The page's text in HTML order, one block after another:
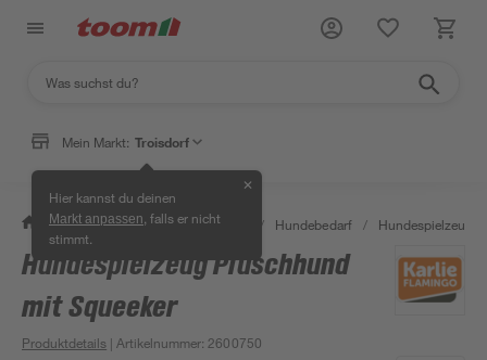
Mein Markt: Troisdorf
Hier kannst du deinen
Markt anpassen , falls er nicht
stimmt.
✕
/ Garten & Freizeit / Tierbedarf / Hundebedarf / Hundespielzeug
Hundespielzeug Plüschhund
mit Squeeker
Produktdetails | Artikelnummer: 2600750